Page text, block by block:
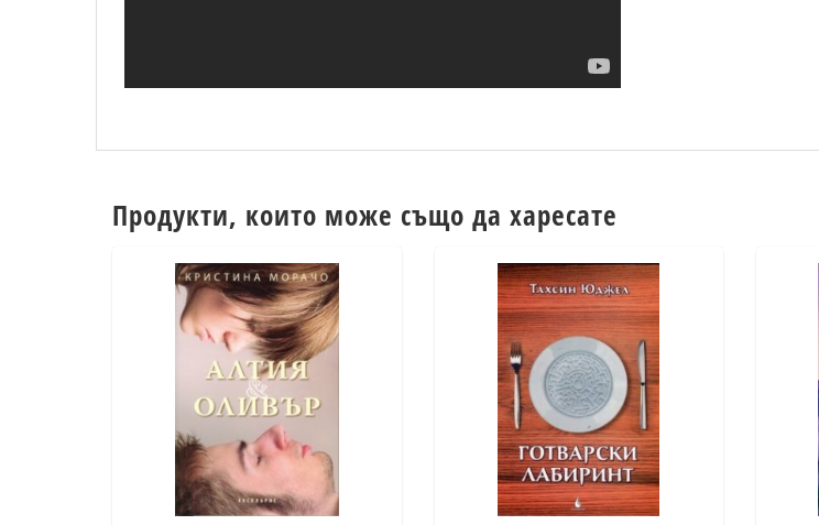
Продукти, които може също да харесате